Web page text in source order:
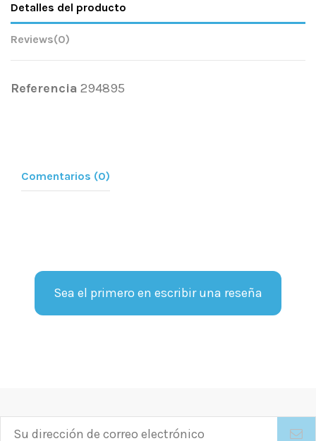
Detalles del producto
Reviews(0)
Referencia 294895
Comentarios (0)
Sea el primero en escribir una reseña